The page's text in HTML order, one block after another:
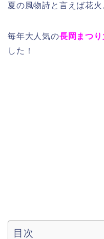
夏の風物詩と言えば花火
毎年大人気の長岡まつ
した！
目次